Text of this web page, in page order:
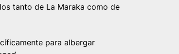
tanto de La Maraka como de
para albergar